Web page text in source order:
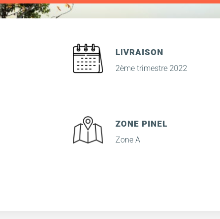
LIVRAISON
2ème trimestre 2022
ZONE PINEL
Zone A